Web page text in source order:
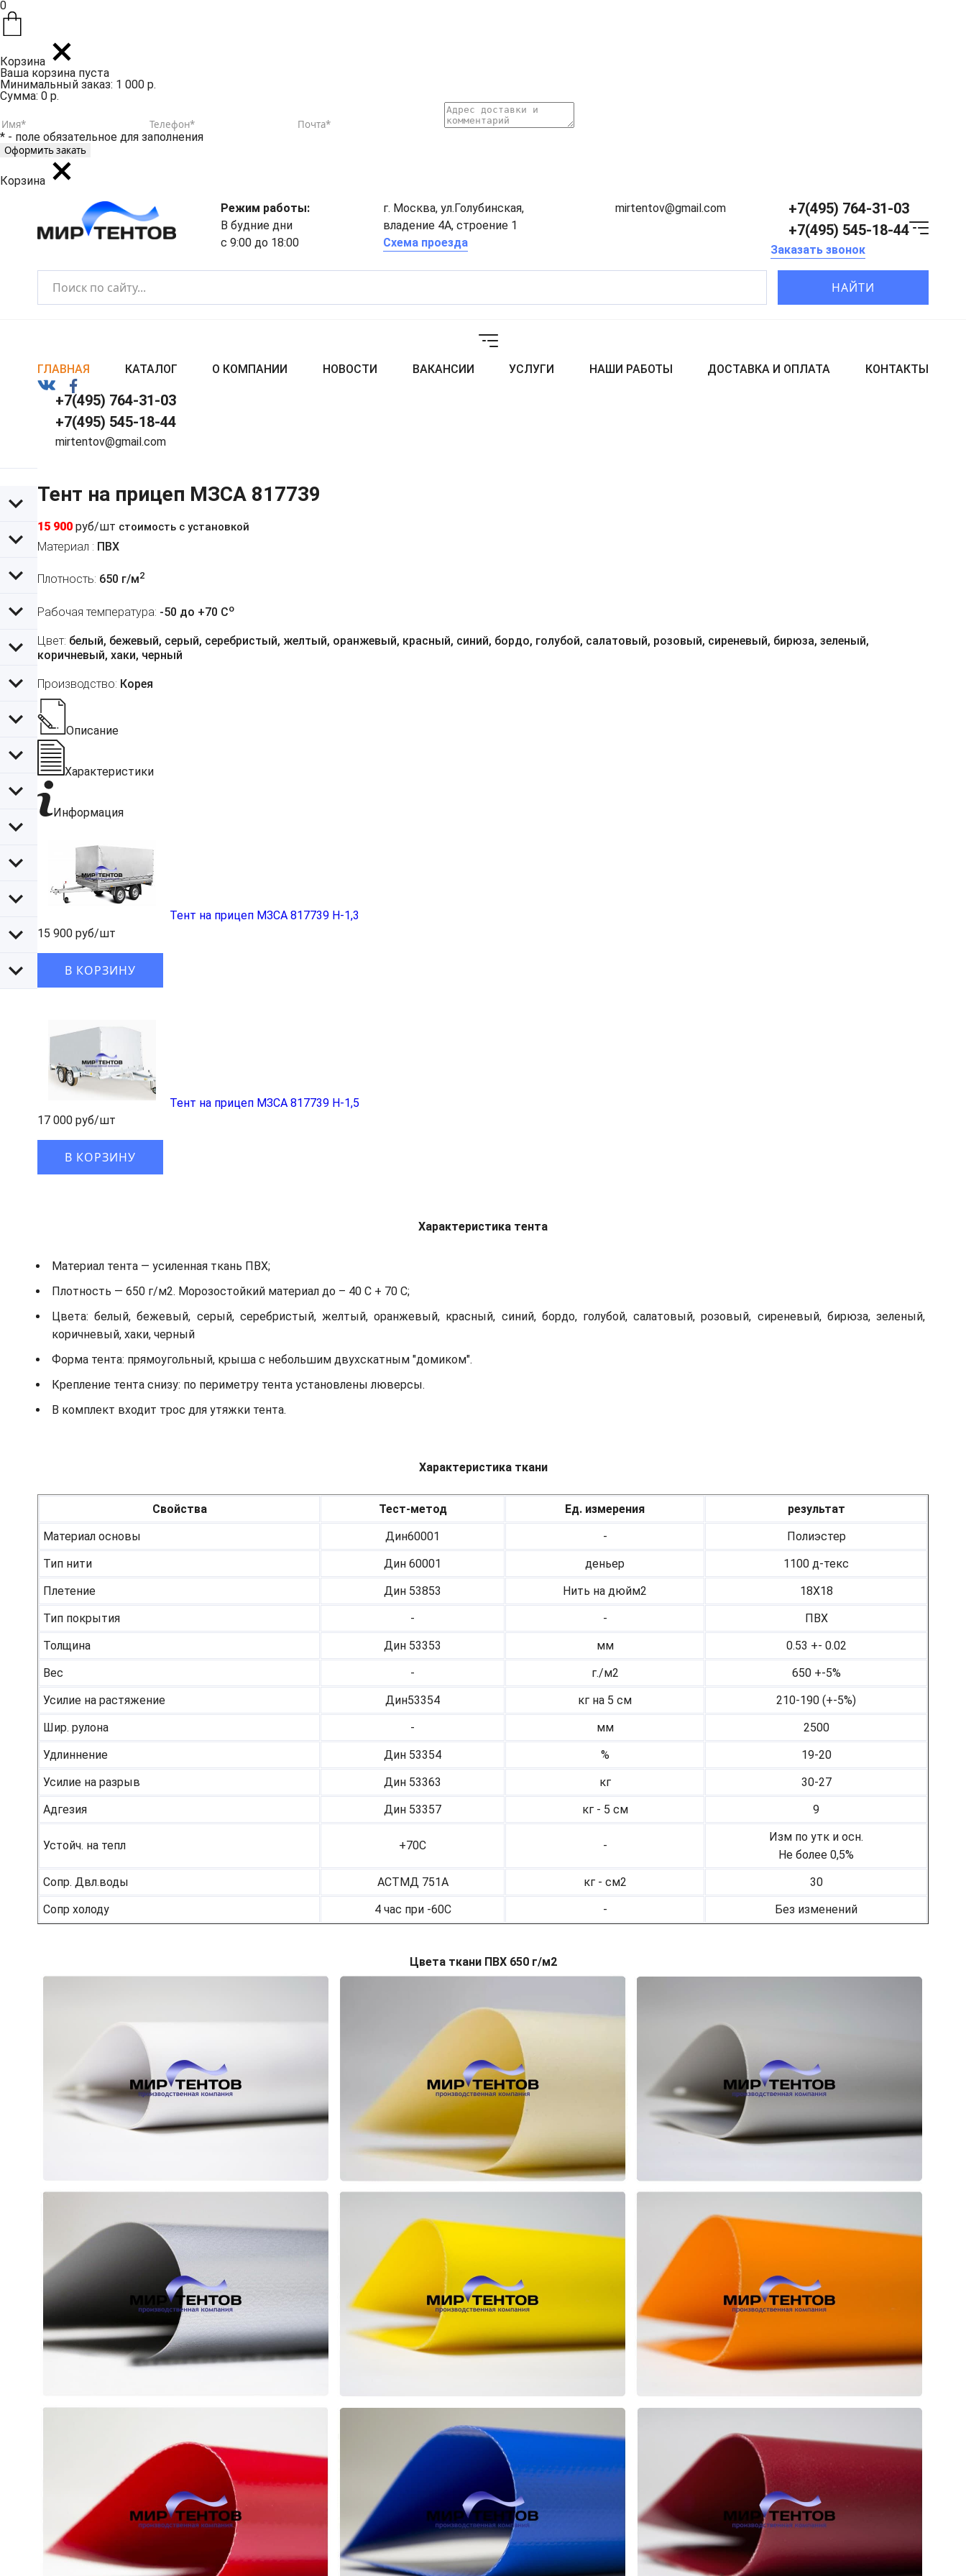
0
Корзина
Ваша корзина пуста
Минимальный заказ: 1 000 р.
Сумма: 0 р.
* - поле обязательное для заполнения
Корзина
Режим работы:
В будние дни
с 9:00 до 18:00
г. Москва, ул.Голубинская,
владение 4А, строение 1
Схема проезда
mirtentov@gmail.com
+7(495) 764-31-03
+7(495) 545-18-44
Заказать звонок
НАЙТИ
ГЛАВНАЯ КАТАЛОГ О КОМПАНИИ НОВОСТИ ВАКАНСИИ УСЛУГИ НАШИ РАБОТЫ ДОСТАВКА И ОПЛАТА КОНТАКТЫ
+7(495) 764-31-03
+7(495) 545-18-44
mirtentov@gmail.com
Тент на прицеп МЗСА 817739
15 900 руб/шт стоимость с установкой
Материал : ПВХ
Плотность: 650 г/м2
Рабочая температура: -50 до +70 Co
Цвет: белый, бежевый, серый, серебристый, желтый, оранжевый, красный, синий, бордо, голубой, салатовый, розовый, сиреневый, бирюза, зеленый,
коричневый, хаки, черный
Производство: Корея
Описание
Характеристики
Информация
Тент на прицеп МЗСА 817739 H-1,3
15 900 руб/шт
В КОРЗИНУ
Тент на прицеп МЗСА 817739 H-1,5
17 000 руб/шт
В КОРЗИНУ
Характеристика тента
Материал тента — усиленная ткань ПВХ;
Плотность — 650 г/м2. Морозостойкий материал до – 40 С + 70 С;
Цвета: белый, бежевый, серый, серебристый, желтый, оранжевый, красный, синий, бордо, голубой, салатовый, розовый, сиреневый, бирюза, зеленый,
коричневый, хаки, черный
Форма тента: прямоугольный, крыша с небольшим двухскатным "домиком".
Крепление тента снизу: по периметру тента установлены люверсы.
В комплект входит трос для утяжки тента.
Характеристика ткани
Свойства Тест-метод Ед. измерения
результат
Материал основы
Дин60001 -
Полиэстер
Тип нити
Дин 60001 деньер
1100 д-текс
Плетение
Дин 53853 Нить на дюйм2
18Х18
Тип покрытия
- -
ПВХ
Толщина
Дин 53353 мм
0.53 +- 0.02
Вес
- г./м2
650 +-5%
Усилие на растяжение
Дин53354 кг на 5 см
210-190 (+-5%)
Шир. рулона
- мм
2500
Удлиннение
Дин 53354 %
19-20
Усилие на разрыв
Дин 53363 кг
30-27
Адгезия
Дин 53357 кг - 5 см 9
Устойч. на тепл +70С -
Изм по утк и осн.
Не более 0,5%
Сопр. Двл.воды
АСТМД 751А кг - см2
30
Сопр холоду
4 час при -60С - Без изменений
Цвета ткани ПВХ 650 г/м2